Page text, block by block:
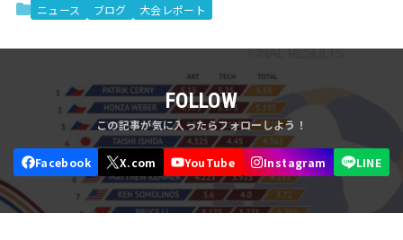
ニュース ブログ 大会レポート
FOLLOW